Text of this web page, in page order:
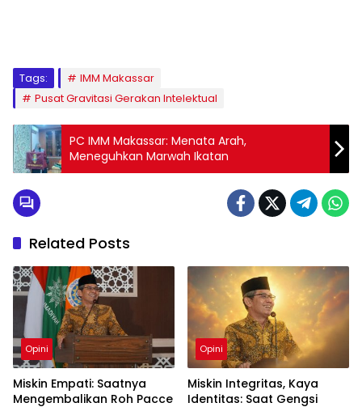
Tags:
IMM Makassar
Pusat Gravitasi Gerakan Intelektual
PC IMM Makassar: Menata Arah,
Meneguhkan Marwah Ikatan
Related Posts
Opini
Miskin Empati: Saatnya
Mengembalikan Roh Pacce
Opini
Miskin Integritas, Kaya
Identitas: Saat Gengsi